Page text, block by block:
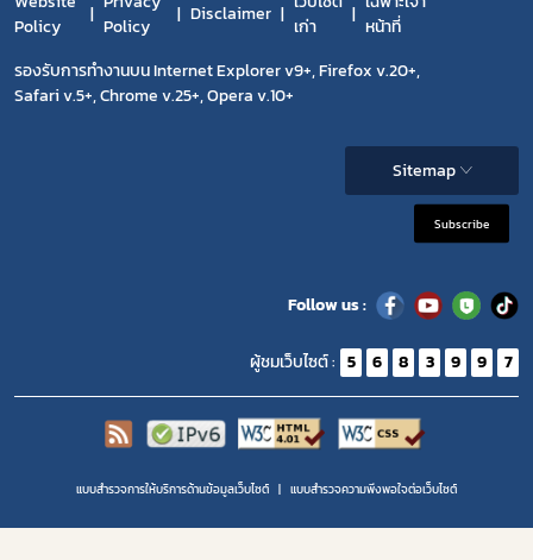
Policy
Policy
Disclaimer
เก่า
หน้าที่
รองรับการทำงานบน Internet Explorer v9+, Firefox v.20+,
Safari v.5+, Chrome v.25+, Opera v.10+
Sitemap
Subscribe
Follow us :
ผู้ชมเว็บไซต์ : 5 6 8 3 9 9 7
แบบสำรวจการให้บริการด้านข้อมูลเว็บไซต์ แบบสำรวจความพีงพอใจต่อเว็บไซต์